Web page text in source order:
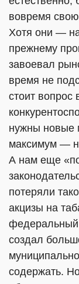
вовремя
Хотя они —
прежнему
завоевал
время не
стоит вопрос
нужны новые
максимум —
А нам еще
потеряли
акцизы на
федеральный
создал
содержать.